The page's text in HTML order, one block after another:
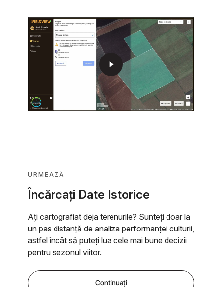
play_arrow
URMEAZĂ
Încărcaţi Date Istorice
Ați cartografiat deja terenurile? Sunteți doar la
un pas distanţă de analiza performanţei culturii,
astfel încât să puteţi lua cele mai bune decizii
pentru sezonul viitor.
Continuați